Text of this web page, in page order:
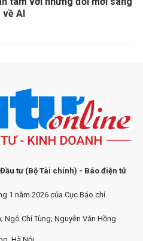
về AI
tư (Bộ Tài chính) - Báo điện tử
1 năm 2026 của Cục Báo chí.
Ngô Chí Tùng; Nguyễn Văn Hồng